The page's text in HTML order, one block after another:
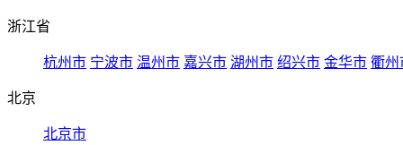
浙江省
杭州市 宁波市 温州市 嘉兴市 湖州市 绍兴市 金华市 衢州
北京
北京市